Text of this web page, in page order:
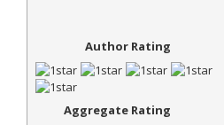
Author Rating
Aggregate Rating